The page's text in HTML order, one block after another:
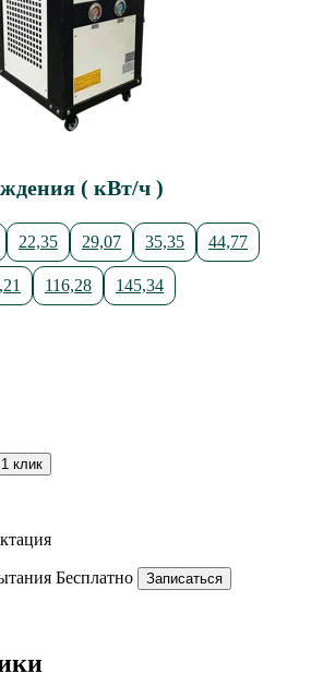
( кВт/ч )
22,35 29,07 35,35 44,77
116,28 145,34
клик
Бесплатно Записаться